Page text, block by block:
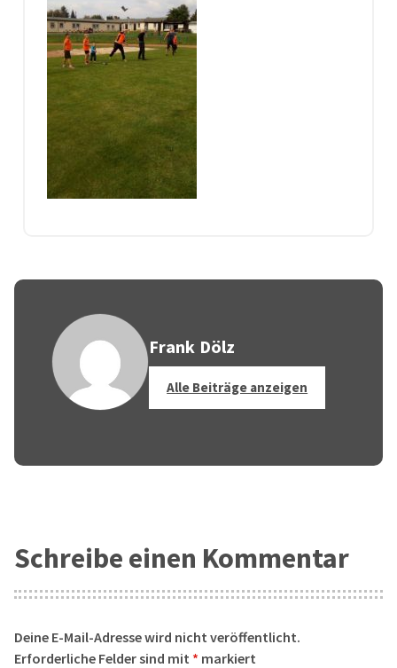
Frank Dölz
Alle Beiträge anzeigen
Schreibe einen Kommentar
Deine E-Mail-Adresse wird nicht veröffentlicht.
Erforderliche Felder sind mit * markiert